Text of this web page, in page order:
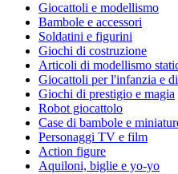
Giocattoli e modellismo
Bambole e accessori
Soldatini e figurini
Giochi di costruzione
Articoli di modellismo
Giocattoli per l'infanzia e
Giochi di prestigio e magia
Robot giocattolo
Case di bambole e
Personaggi TV e film
Action figure
Aquiloni, biglie e yo-yo